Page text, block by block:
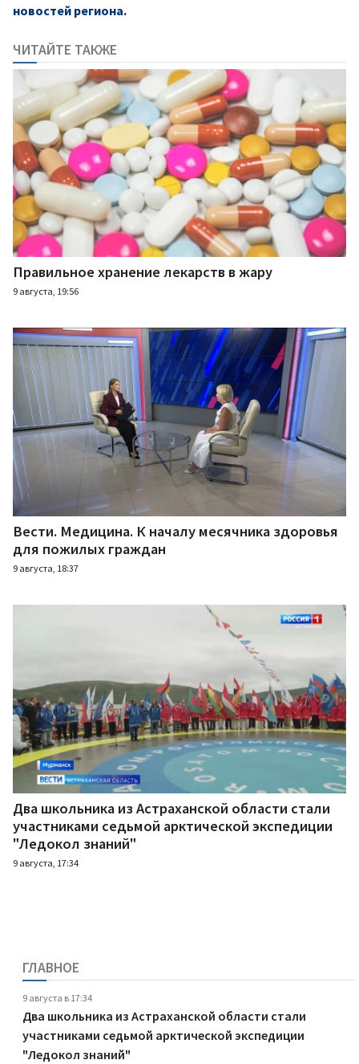
новостей региона.
ЧИТАЙТЕ ТАКЖЕ
Правильное хранение лекарств в жару
9 августа, 19:56
Вести. Медицина. К началу месячника здоровья
для пожилых граждан
9 августа, 18:37
Два школьника из Астраханской области стали
участниками седьмой арктической экспедиции
"Ледокол знаний"
9 августа, 17:34
ГЛАВНОЕ
9 августа в 17:34
Два школьника из Астраханской области стали
участниками седьмой арктической экспедиции
"Ледокол знаний"